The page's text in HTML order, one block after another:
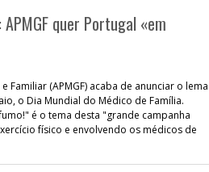
quer Portugal «em
Familiar (APMGF) acaba de anunciar o lema
o Dia Mundial do Médico de Família.
é o tema desta "grande campanha
físico e envolvendo os médicos de